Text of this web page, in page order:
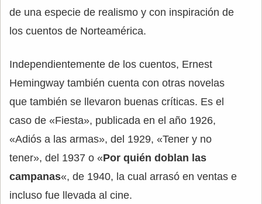
de una especie de realismo y con inspiración de
los cuentos de Norteamérica.
Independientemente de los cuentos, Ernest
Hemingway también cuenta con otras novelas
que también se llevaron buenas críticas. Es el
caso de «Fiesta», publicada en el año 1926,
«Adiós a las armas», del 1929, «Tener y no
tener», del 1937 o «Por quién doblan las
campanas«, de 1940, la cual arrasó en ventas e
incluso fue llevada al cine.